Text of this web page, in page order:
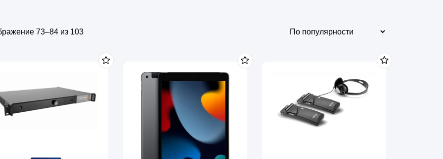
73–84 из 103
несколько
вариаций.